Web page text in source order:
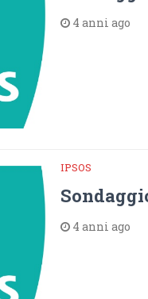
4 anni ago
IPSOS
4 anni ago